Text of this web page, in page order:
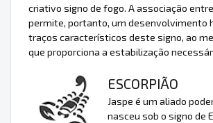
criativo signo de fogo. A associação
permite, portanto, um desenvolvimento
traços característicos deste signo, ao
que proporciona a estabilização
ESCORPIÃO
Jaspe é um aliado
nasceu sob o signo de